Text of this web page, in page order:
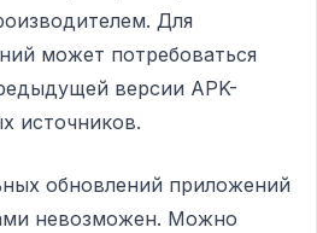
Для
может потребоваться
версии APK-
источников.
обновлений приложений
невозможен. Можно